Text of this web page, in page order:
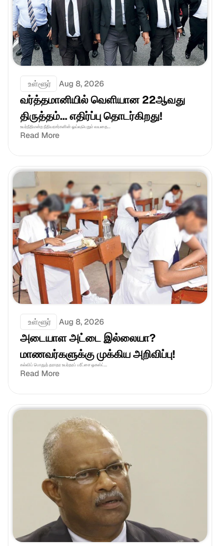
உள்ளூர் Aug 8, 2026
வர்த்தமானியில் வெளியான 22ஆவது
திருத்தம்... எதிர்ப்பு தொடர்கிறது!
உயர்நீதிமன்ற நீதியரசர்களின் ஓய்வுபெறும் வயதை...
Read More
உள்ளூர் Aug 8, 2026
அடையாள அட்டை இல்லையா?
மாணவர்களுக்கு முக்கிய அறிவிப்பு!
கல்விப் பொதுத் தராதர உயர்தரப் பரீட்சை ஓகஸ்ட்...
Read More